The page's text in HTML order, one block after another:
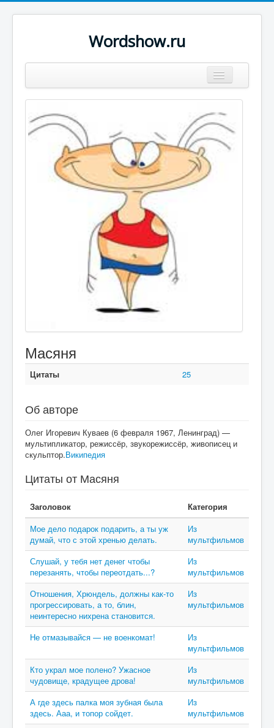
Wordshow.ru
Популярные цитаты
Авторы
Поиск
Масяня
Цитаты 25
Об авторе
Олег Игоревич Куваев (6 февраля 1967, Ленинград) —
мультипликатор, режиссёр, звукорежиссёр, живописец и
скульптор.Википедия
Цитаты от Масяня
Заголовок
Категория
Мое дело подарок подарить, а ты уж
думай, что с этой хренью делать.
Из
мультфильмов
Слушай, у тебя нет денег чтобы
перезанять, чтобы переотдать...?
Из
мультфильмов
Отношения, Хрюндель, должны как-то
прогрессировать, а то, блин,
неинтересно нихрена становится.
Из
мультфильмов
Не отмазывайся — не военкомат!
Из
мультфильмов
Кто украл мое полено? Ужасное
чудовище, крадущее дрова!
Из
мультфильмов
А где здесь палка моя зубная была
здесь. Ааа, и топор сойдет.
Из
мультфильмов